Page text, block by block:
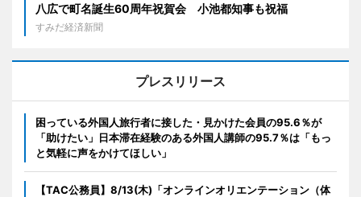
八広で町名誕生60周年祝賀会 小池都知事も祝福
すみだ経済新聞
プレスリリース
困っている外国人旅行者に接した・見かけた会員の95.6％が
「助けたい」日本滞在経験のある外国人講師の95.7％は「もっ
と気軽に声をかけてほしい」
【TAC公務員】8/13(木)「オンラインオリエンテーション（体